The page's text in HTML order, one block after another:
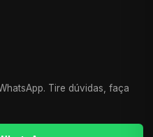
Tire dúvidas, faça